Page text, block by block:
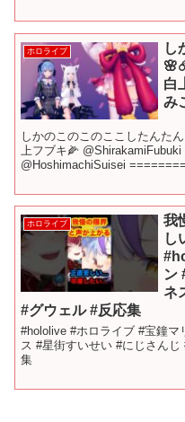
ホロライブ
し
白
み
しかのこのこのここしたんた
上フブキ🌽
@HoshimachiSuisei
ホロライブ
我
し
ン
ネ
#グウェル #反応集
#hololive #ホロライブ #宝鐘
ス #星街すいせい #にじさん
集